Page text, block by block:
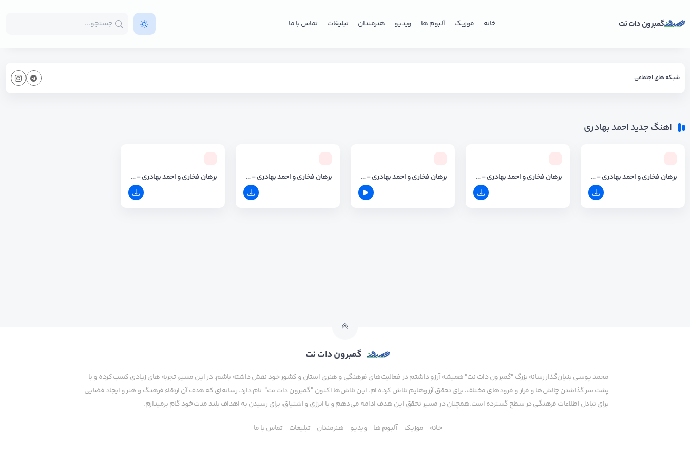
گمبرون دات نت خانه موزیک آلبوم ها ویدیو هنرمندان تبلیغات تماس با ما
شبکه های اجتماعی
اهنگ جدید احمد بهادری
برهان فخاری و احمد بهادری - دختو اماراتی برهان فخاری و احمد بهادری - حفله جشنی برهان فخاری و احمد بهادری - حفله افغانی برهان فخاری و احمد بهادری - حفله اسلو برهان فخاری و احمد بهادری - حفله
گمبرون دات نت
محمد پوسی بنیان‌گذار رسانه بزرگ "گمبرون دات نت" همیشه آرزو داشتم در فعالیت‌های فرهنگی و هنری استان و کشور خود نقش داشته باشم. در این مسیر، تجربه های زیادی کسب کرده و با
پشت سر گذاشتن چالش‌ها و فراز و فرودهای مختلف، برای تحقق آرزوهایم تلاش کرده ام. این تلاش‌ها اکنون "گمبرون دات نت" نام دارد. رسانه‌ای که هدف آن ارتقاء فرهنگ و هنر و ایجاد فضایی
برای تبادل اطلاعات فرهنگی در سطح گسترده است.همچنان در مسیر تحقق این هدف ادامه می‌دهم و با انرژی و اشتیاق، برای رسیدن به اهداف بلند مدت خود گام برمیدارم.
خانه موزیک آلبوم ها ویدیو هنرمندان تبلیغات تماس با ما